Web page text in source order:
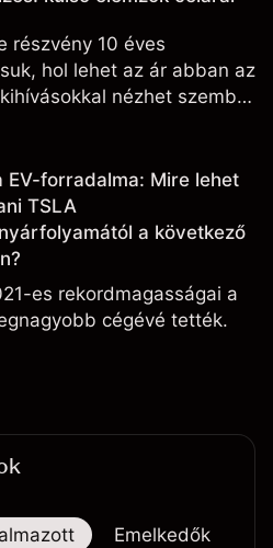
részvény 10 éves
hol lehet az ár abban az
nézhet szembe
EV-forradalma: Mire lehet
TSLA
a következő
es rekordmagasságai a
cégévé tették.
Emelkedők